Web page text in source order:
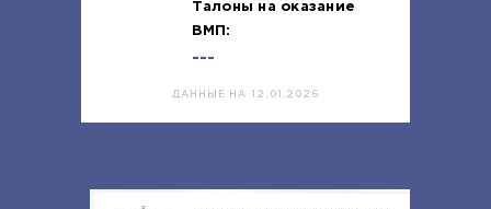
Талоны на оказание
ВМП:
---
ДАННЫЕ НА 12.01.2026